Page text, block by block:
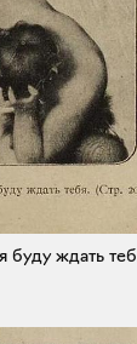
буду ждать